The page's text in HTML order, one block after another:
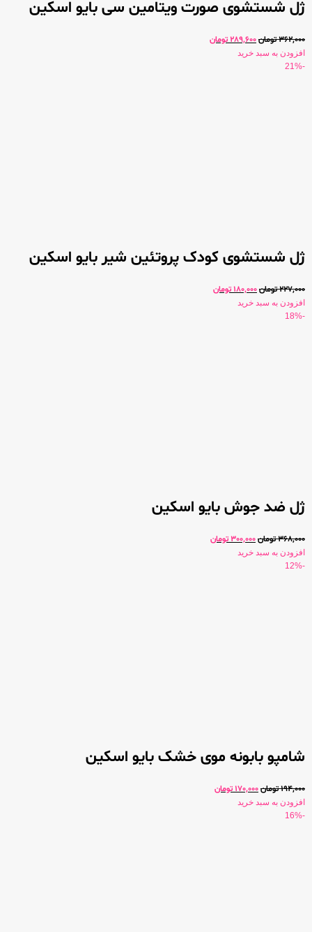
ژل شستشوی صورت ویتامین سی بایو اسکین
362,000تومان289,600 تومان
افزودن به سبد خرید
-21%
ژل شستشوی کودک پروتئین شیر بایو اسکین
227,000تومان180,000 تومان
افزودن به سبد خرید
-18%
ژل ضد جوش بایو اسکین
368,000تومان300,000 تومان
افزودن به سبد خرید
-12%
شامپو بابونه موی خشک بایو اسکین
194,000تومان170,000 تومان
افزودن به سبد خرید
-16%